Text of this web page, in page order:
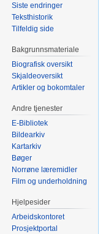
Siste endringer
Teksthistorik
Tilfeldig side
Bakgrunnsmateriale
Biografisk oversikt
Skjaldeoversikt
Artikler og bokomtaler
Andre tjenester
E-Bibliotek
Bildearkiv
Kartarkiv
Bøger
Norrøne læremidler
Film og underholdning
Hjelpesider
Arbeidskontoret
Prosjektportal